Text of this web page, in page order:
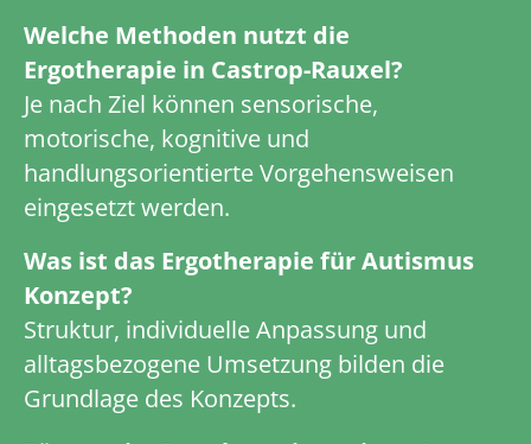
Welche Methoden nutzt die
Ergotherapie in Castrop-Rauxel?
Je nach Ziel können sensorische,
motorische, kognitive und
handlungsorientierte Vorgehensweisen
eingesetzt werden.
Was ist das Ergotherapie für Autismus
Konzept?
Struktur, individuelle Anpassung und
alltagsbezogene Umsetzung bilden die
Grundlage des Konzepts.